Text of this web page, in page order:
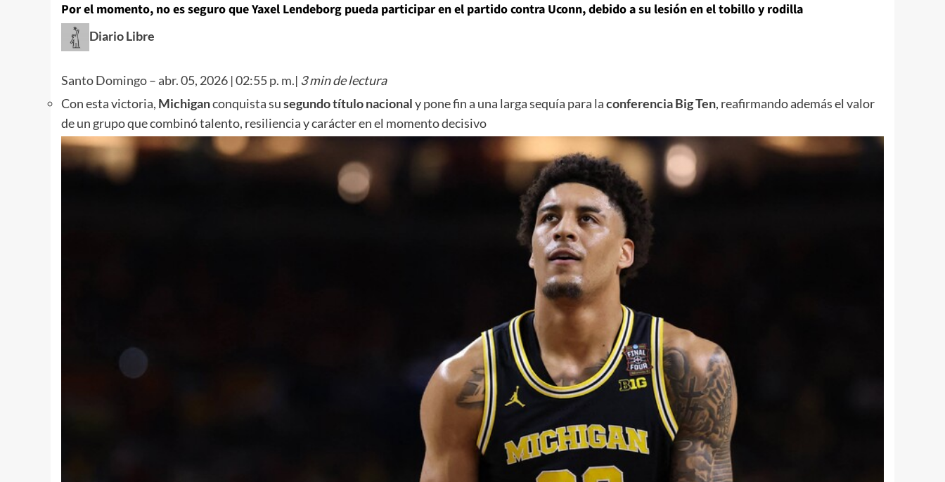
Por el momento, no es seguro que Yaxel Lendeborg pueda participar en el partido contra Uconn, debido a su lesión en el tobillo y rodilla
Diario Libre
Santo Domingo– abr. 05, 2026 | 02:55 p. m.| 3 min de lectura
Con esta victoria, Michiganconquista susegundo título nacionaly pone fin a una larga sequía para laconferencia Big Ten, reafirmando además el valor
de un grupo que combinó talento, resiliencia y carácter en el momento decisivo